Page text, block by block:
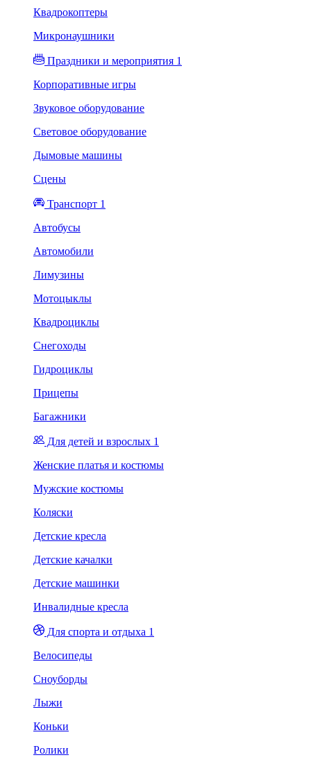
Квадрокоптеры
Микронаушники
Праздники и мероприятия 1
Корпоративные игры
Звуковое оборудование
Световое оборудование
Дымовые машины
Сцены
Транспорт 1
Автобусы
Автомобили
Лимузины
Мотоцыклы
Квадроциклы
Снегоходы
Гидроциклы
Прицепы
Багажники
Для детей и взрослых 1
Женские платья и костюмы
Мужские костюмы
Коляски
Детские кресла
Детские качалки
Детские машинки
Инвалидные кресла
Для спорта и отдыха 1
Велосипеды
Сноуборды
Лыжи
Коньки
Ролики